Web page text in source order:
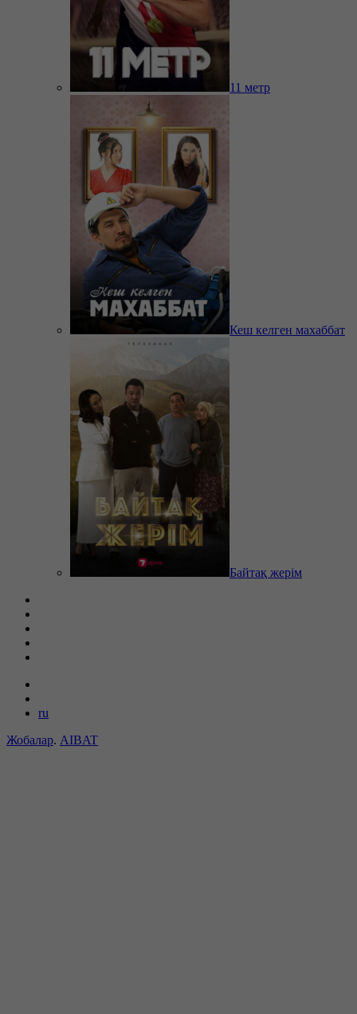
11 метр
Кеш келген махаббат
Байтақ жерім
ru
Жобалар. AIBAT